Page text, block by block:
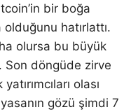
bir boğa
hatırlattı.
olursa bu büyük
Son döngüde zirve
olası
gözü şimdi 7